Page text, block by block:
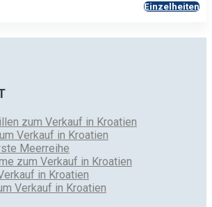
Einzelheiten
zum Verkauf in Kroatien
Verkauf in Kroatien
Meerreihe
zum Verkauf in Kroatien
in Kroatien
Verkauf in Kroatien